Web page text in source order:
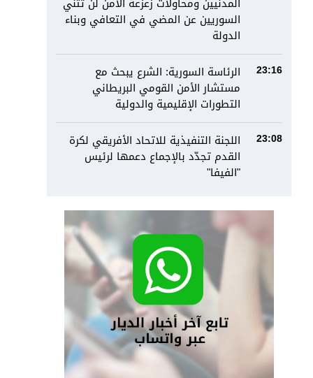
السوريين عن المضي في التعافي وبناء
الدولة
23:16
الرئاسة السورية: الشرع يبحث مع
مستشار الأمن القومي البريطاني
التطورات الإقليمية والدولية
23:08
اللجنة التنفيذية للاتحاد الأفريقي لكرة
القدم تجدّد بالإجماع دعمها لرئيس
"الفيفا"